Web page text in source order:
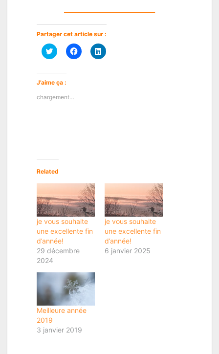
Partager cet article sur :
Cliquez
pour
Twitter(ouvre
dans
une
nouvelle
fenêtre)
Cliquez
pour
Cliquez
pour
J’aime ça :
chargement…
Related
je vous souhaite
une excellente fin
d’année!
29 décembre
2024
je vous souhaite
une excellente fin
d’année!
6 janvier 2025
Meilleure année
2019
3 janvier 2019